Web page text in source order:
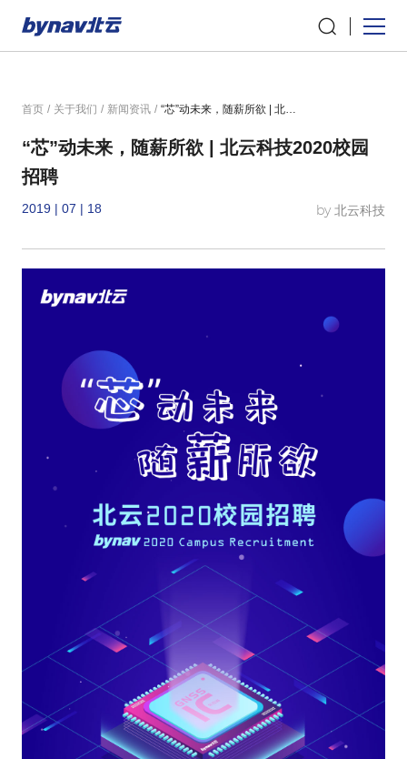
首页 / 关于我们 / 新闻资讯 / “芯”动未来，随薪所欲 | 北云科技2020校园招聘
“芯”动未来，随薪所欲 | 北云科技2020校园
招聘
2019 | 07 | 18 by 北云科技